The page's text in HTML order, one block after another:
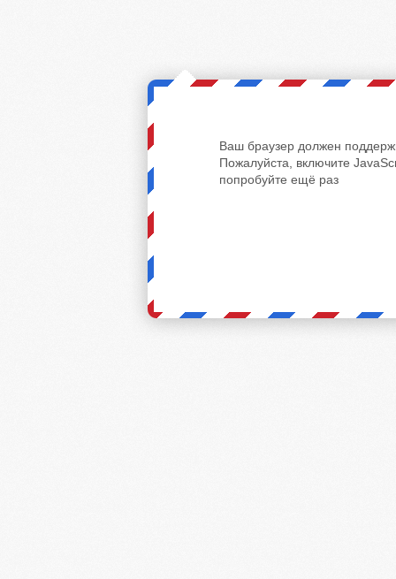
Ваш браузер должен
Пожалуйста, включите
попробуйте ещё раз